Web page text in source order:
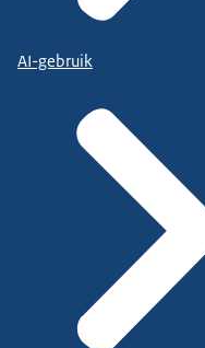
AI-gebruik